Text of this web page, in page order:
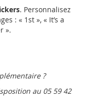
. Personnalisez
: « 1st », « It’s a
».
?
au 05 59 42